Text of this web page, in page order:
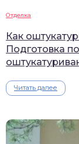
Отделка
Как
Подготовка
Читать далее